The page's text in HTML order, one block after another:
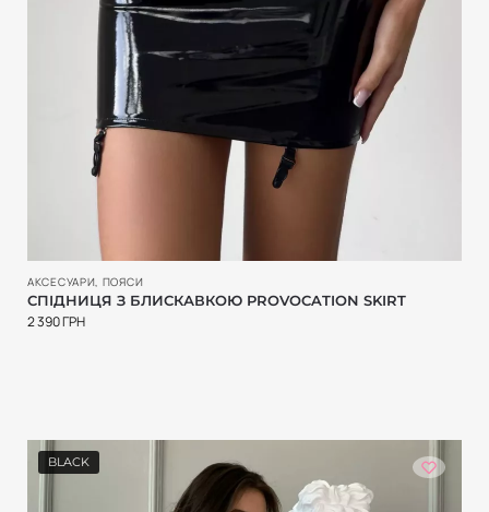
АКСЕСУАРИ ПОЯСИ
СПІДНИЦЯ З БЛИСКАВКОЮ PROVOCATION SKIRT
2 390ГРН
BLACK